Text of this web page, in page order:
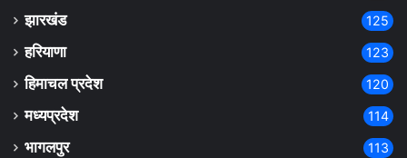
झारखंड 125
हरियाणा 123
हिमाचल प्रदेश 120
मध्यप्रदेश 114
भागलपुर 113